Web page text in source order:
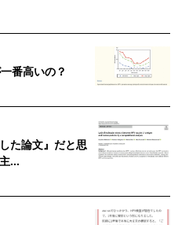
番高いの？
た論文』だと思
...